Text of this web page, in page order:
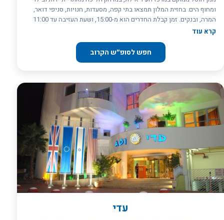
ומחוף הים. בחזית המלון תמצאו בתי קפה, מסעדות, חנויות, סניפי דואר,
המרה, ובנקים. זמן קבלת החדרים הוא מ-15:00, ושעת העזיבה עד 11:00
המלון. המלון כולל בית כנסת,בריכת שחייה, , חדרים שונים (כולל כאלה
בחוף הצפוני, 10 דקות הליכה מהמקום. החוף כולל מסעדה המגישה דגי ים
סוף, בשרים על האש, סלטים, פיצות, גלידות, שייקים, אלכוהול ועוד. בערבי
החוף מתקיימות פעילויות כמו קריוקי, שירה בציבור ומוזיקה לריקודים,
והאווירה כוללת שמש וים. שירותי המסעדה כוללים שירות אדיב ואישי,
והיא פתוחה גם בשבת, אך אינה כשרה. אורחי המלון יכולים ליהנות
משירותי החוף, הכוללים מיטות ושמשיות חינם, ו-20% הנחה על התפריט.
בנוסף, ניתן להשכיר נרגילות. המלון מציע אירוח לקבוצות במחירים
משתלמים לכל אורך השנה. נוהל אירוח צעירים: • אירוח צעירים מגיל 17
בלבד בצירוף ת.ז אישית וכן אישור הורים ( יש לבקש מהסוכן) חתום בצירוף
ת.ז וספח הורה . אם לא תימסר חתימתו, ההזמנה תבוטל. פיקדון בהגעה
150 ש"ח במזומן לכל אדם . הפיקדון הינו כנגד נזקים והתנהגות • הנוהל
קרא עוד
חפש לסופ״ש הקרוב
עדי